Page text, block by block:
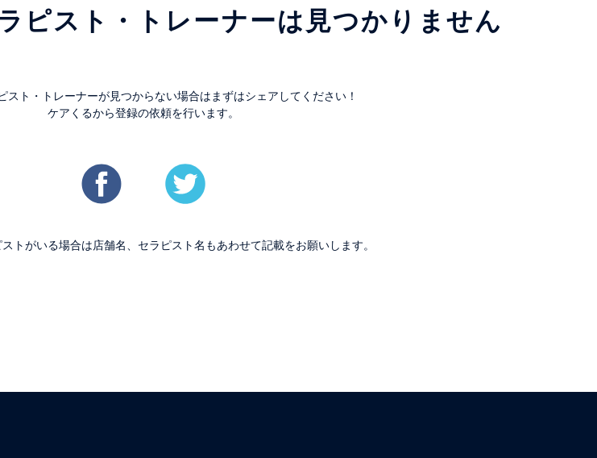
ピスト・トレーナーは見つかりません
スト・トレーナーが見つからない場合はまずはシェアしてください！
ケアくるから登録の依頼を行います。
トがいる場合は店舗名、セラピスト名もあわせて記載をお願いします。